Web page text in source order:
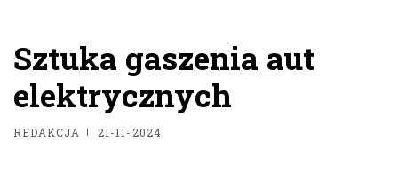
Sztuka gaszenia aut
elektrycznych
REDAKCJA 21-11-2024